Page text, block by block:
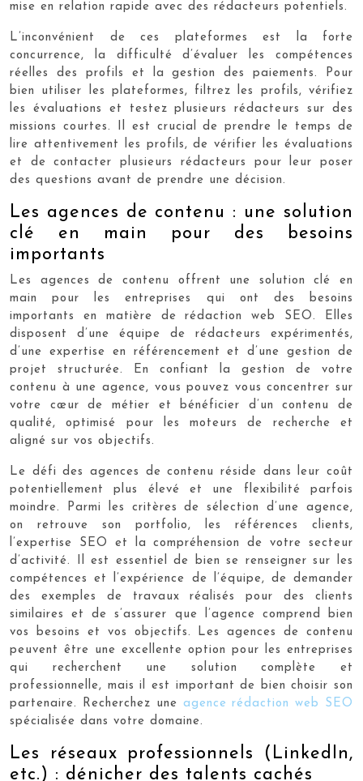
mise en relation rapide avec des rédacteurs potentiels.
L’inconvénient de ces plateformes est la forte
concurrence, la difficulté d’évaluer les compétences
réelles des profils et la gestion des paiements. Pour
bien utiliser les plateformes, filtrez les profils, vérifiez
les évaluations et testez plusieurs rédacteurs sur des
missions courtes. Il est crucial de prendre le temps de
lire attentivement les profils, de vérifier les évaluations
et de contacter plusieurs rédacteurs pour leur poser
des questions avant de prendre une décision.
Les agences de contenu : une solution
clé en main pour des besoins
importants
Les agences de contenu offrent une solution clé en
main pour les entreprises qui ont des besoins
importants en matière de rédaction web SEO. Elles
disposent d’une équipe de rédacteurs expérimentés,
d’une expertise en référencement et d’une gestion de
projet structurée. En confiant la gestion de votre
contenu à une agence, vous pouvez vous concentrer sur
votre cœur de métier et bénéficier d’un contenu de
qualité, optimisé pour les moteurs de recherche et
aligné sur vos objectifs.
Le défi des agences de contenu réside dans leur coût
potentiellement plus élevé et une flexibilité parfois
moindre. Parmi les critères de sélection d’une agence,
on retrouve son portfolio, les références clients,
l’expertise SEO et la compréhension de votre secteur
d’activité. Il est essentiel de bien se renseigner sur les
compétences et l’expérience de l’équipe, de demander
des exemples de travaux réalisés pour des clients
similaires et de s’assurer que l’agence comprend bien
vos besoins et vos objectifs. Les agences de contenu
peuvent être une excellente option pour les entreprises
qui recherchent une solution complète et
professionnelle, mais il est important de bien choisir son
partenaire. Recherchez une agence rédaction web SEO
spécialisée dans votre domaine.
Les réseaux professionnels (LinkedIn,
etc.) : dénicher des talents cachés